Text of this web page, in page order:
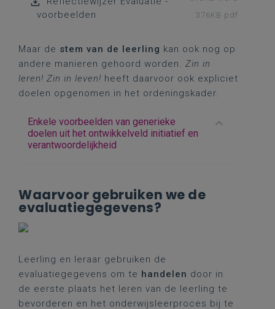
voorbeelden
376KB pdf
Maar de stem van de leerling kan ook nog op
andere manieren gehoord worden. Zin in
leren! Zin in leven! heeft daarvoor ook expliciet
doelen opgenomen in het ordeningskader.
Enkele voorbeelden van generieke
doelen uit het ontwikkelveld initiatief en
verantwoordelijkheid
Waarvoor gebruiken we de
evaluatiegegevens?
Leerling en leraar gebruiken de
evaluatiegegevens om te handelen door in
de eerste plaats het leren van de leerling te
bevorderen en het onderwijsleerproces bij te